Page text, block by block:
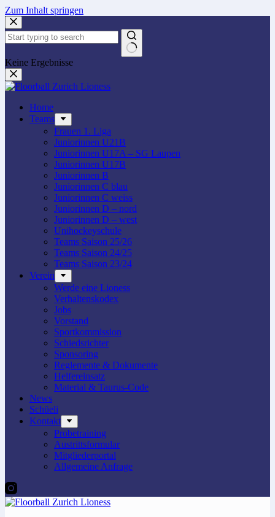
Zum Inhalt springen
Keine Ergebnisse
Home
Teams
Frauen 1. Liga
Juniorinnen U21B
Juniorinnen U17A – SG Laupen
Juniorinnen U17B
Juniorinnen B
Juniorinnen C blau
Juniorinnen C weiss
Juniorinnen D – nord
Juniorinnen D – west
Unihockeyschule
Teams Saison 25/26
Teams Saison 24/25
Teams Saison 23/24
Verein
Werde eine Lioness
Verhaltenskodex
Jobs
Vorstand
Sportkommission
Schiedsrichter
Sponsoring
Reglemente & Dokumente
Helfereinsatz
Material & Taurus-Code
News
Schüeli
Kontakt
Probetraining
Austrittsformular
Mitgliederportal
Allgemeine Anfrage